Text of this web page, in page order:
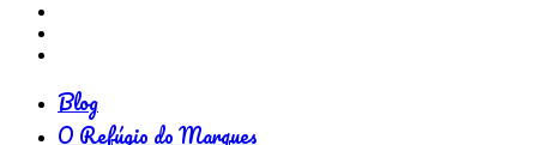
Blog
O Refúgio do Marques